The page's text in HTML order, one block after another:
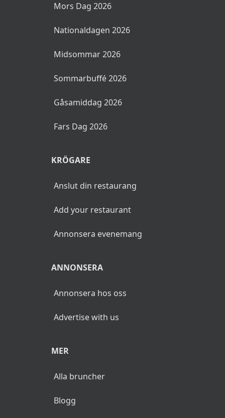
Mors Dag 2026
Nationaldagen 2026
Midsommar 2026
Sommarbuffé 2026
Gåsamiddag 2026
Fars Dag 2026
KRÖGARE
Anslut din restaurang
Add your restaurant
Annonsera evenemang
ANNONSERA
Annonsera hos oss
Advertise with us
MER
Alla bruncher
Blogg